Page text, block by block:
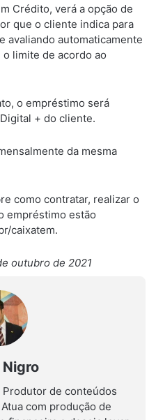
Crédito, verá a opção de
que o cliente indica para
avaliando automaticamente
limite de acordo ao
o empréstimo será
+ do cliente.
da mesma
como contratar, realizar o
empréstimo estão
caixatem.
outubro de 2021
Nigro
de conteúdos
com produção de